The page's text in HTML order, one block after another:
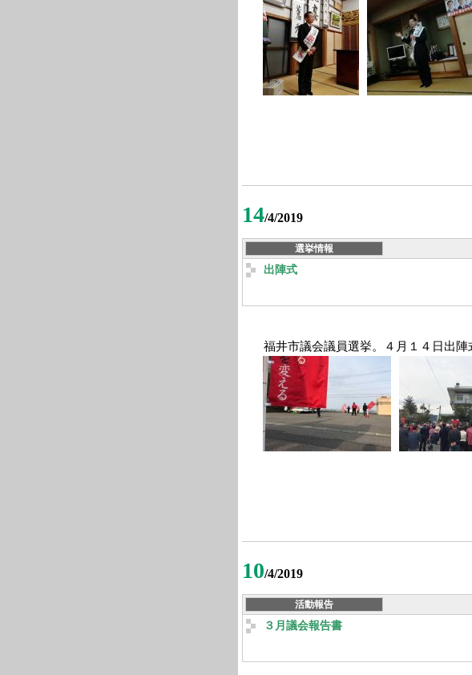
14/4/2019
選挙情報
出陣式
福井市議会議員選挙。４月１４日出陣
10/4/2019
活動報告
３月議会報告書